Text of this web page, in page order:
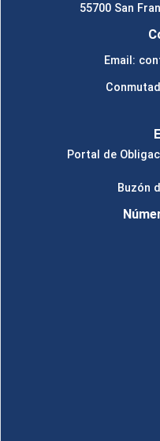
55700 San
Email:
Portal de
Buzón